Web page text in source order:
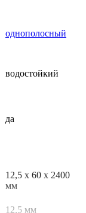
однополосный
водостойкий
да
12,5 х 60 х 2400
мм
12,5 мм